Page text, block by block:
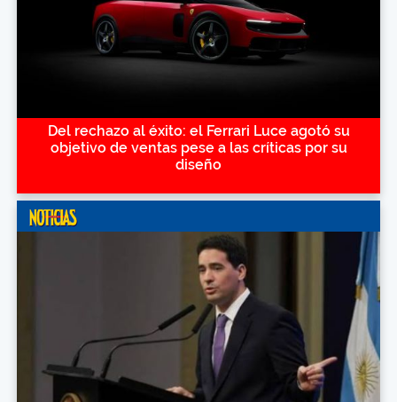
Del rechazo al éxito: el Ferrari Luce agotó su
objetivo de ventas pese a las críticas por su
diseño